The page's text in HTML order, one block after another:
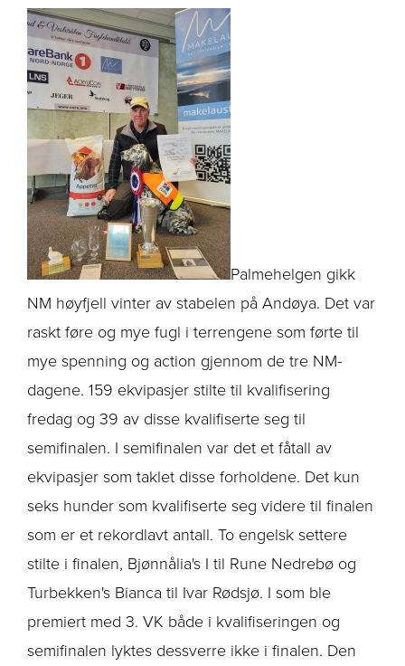
Palmehelgen gikk
NM høyfjell vinter av stabelen på Andøya. Det var
raskt føre og mye fugl i terrengene som førte til
mye spenning og action gjennom de tre NM-
dagene. 159 ekvipasjer stilte til kvalifisering
fredag og 39 av disse kvalifiserte seg til
semifinalen. I semifinalen var det et fåtall av
ekvipasjer som taklet disse forholdene. Det kun
seks hunder som kvalifiserte seg videre til finalen
som er et rekordlavt antall. To engelsk settere
stilte i finalen, Bjønnålia's I til Rune Nedrebø og
Turbekken's Bianca til Ivar Rødsjø. I som ble
premiert med 3. VK både i kvalifiseringen og
semifinalen lyktes dessverre ikke i finalen. Den